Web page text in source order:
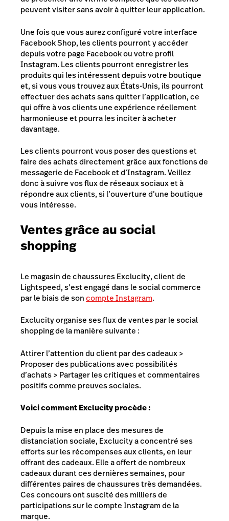
peuvent visiter sans avoir à quitter leur application.
Une fois que vous aurez configuré votre interface
Facebook Shop, les clients pourront y accéder
depuis votre page Facebook ou votre profil
Instagram. Les clients pourront enregistrer les
produits qui les intéressent depuis votre boutique
et, si vous vous trouvez aux États-Unis, ils pourront
effectuer des achats sans quitter l’application, ce
qui offre à vos clients une expérience réellement
harmonieuse et pourra les inciter à acheter
davantage.
Les clients pourront vous poser des questions et
faire des achats directement grâce aux fonctions de
messagerie de Facebook et d’Instagram. Veillez
donc à suivre vos flux de réseaux sociaux et à
répondre aux clients, si l’ouverture d’une boutique
vous intéresse.
Ventes grâce au social
shopping
Le magasin de chaussures Exclucity, client de
Lightspeed, s’est engagé dans le social commerce
par le biais de soncompte Instagram.
Exclucity organise ses flux de ventes par le social
shopping de la manière suivante :
Attirer l’attention du client par des cadeaux >
Proposer des publications avec possibilités
d’achats > Partager les critiques et commentaires
positifs comme preuves sociales.
Voici comment Exclucity procède :
Depuis la mise en place des mesures de
distanciation sociale, Exclucity a concentré ses
efforts sur les récompenses aux clients, en leur
offrant des cadeaux. Elle a offert de nombreux
cadeaux durant ces dernières semaines, pour
différentes paires de chaussures très demandées.
Ces concours ont suscité des milliers de
participations sur le compte Instagram de la
marque.